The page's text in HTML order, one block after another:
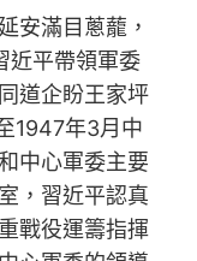
安滿目蔥蘢，
近平帶領軍委
道企盼王家坪
1947年3月中
中心軍委主要
，習近平認真
戰役運籌指揮